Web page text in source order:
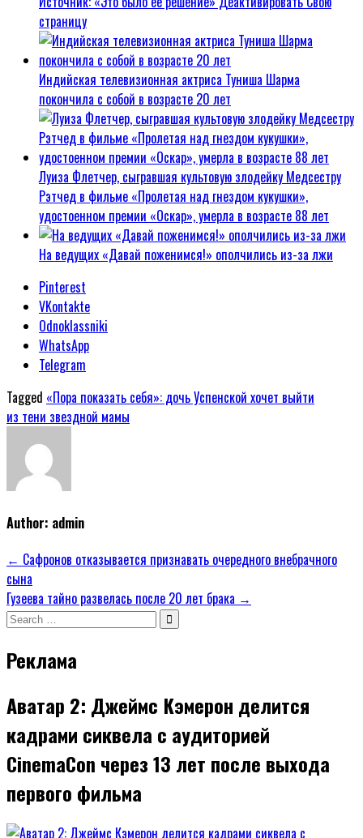
страницу
Индийская телевизионная актриса Туниша Шарма
покончила с собой в возрасте 20 лет
Луиза Флетчер, сыгравшая культовую злодейку Медсестру
Рэтчед в фильме «Пролетая над гнездом кукушки»,
удостоенном премии «Оскар», умерла в возрасте 88 лет
На ведущих «Давай поженимся!» ополчились из-за лжи
Pinterest
VKontakte
Odnoklassniki
WhatsApp
Telegram
Tagged «Пора показать себя»: дочь Успенской хочет выйти
из тени звездной мамы
Author: admin
Навигация
по
записям
← Сафронов отказывается признавать очередного внебрачного
сына
Гузеева тайно развелась после 20 лет брака →
Search
Реклама
Аватар 2: Джеймс Кэмерон делится
кадрами сиквела с аудиторией
CinemaCon через 13 лет после выхода
первого фильма